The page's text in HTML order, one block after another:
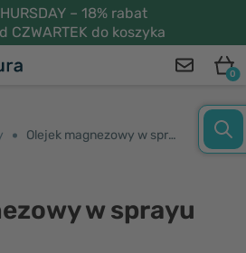
– 18% rabat
CZWARTEK do koszyka
0
Olejek magnezowy w sprayu
w sprayu